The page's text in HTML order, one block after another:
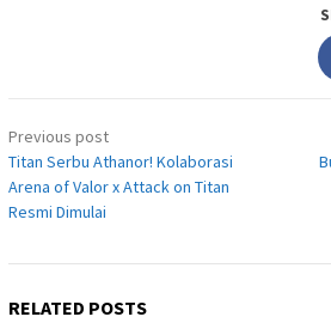
Post
navigation
Previous post
Titan Serbu Athanor! Kolaborasi
Arena of Valor x Attack on Titan
Resmi Dimulai
RELATED POSTS